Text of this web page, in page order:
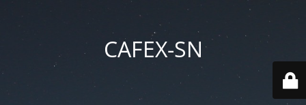
CAFEX-SN